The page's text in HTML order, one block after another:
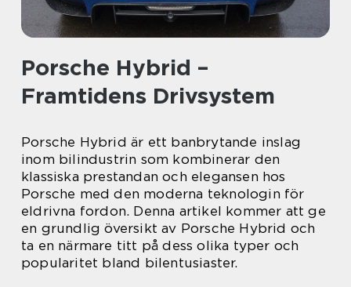
Porsche Hybrid –
Framtidens Drivsystem
Porsche Hybrid är ett banbrytande inslag
inom bilindustrin som kombinerar den
klassiska prestandan och elegansen hos
Porsche med den moderna teknologin för
eldrivna fordon. Denna artikel kommer att ge
en grundlig översikt av Porsche Hybrid och
ta en närmare titt på dess olika typer och
popularitet bland bilentusiaster.